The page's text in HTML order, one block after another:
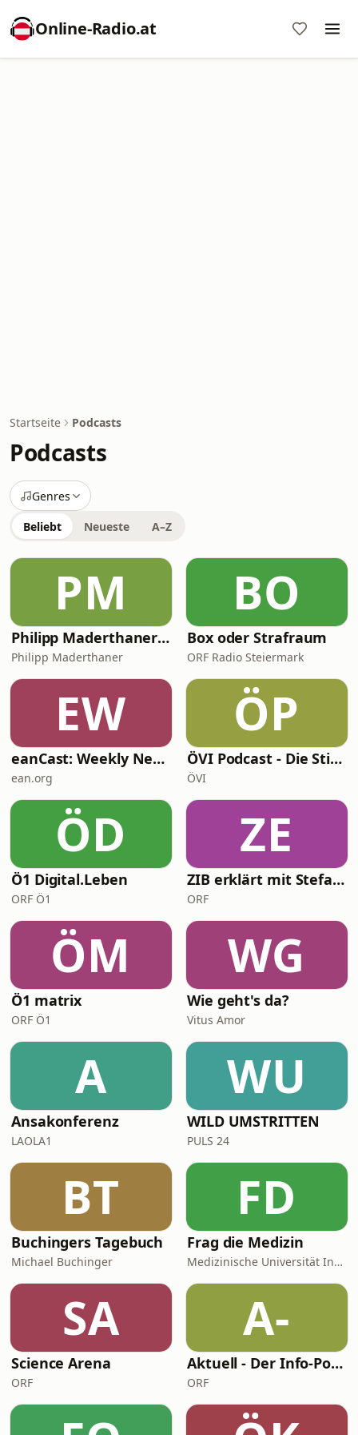
Online‑Radio.at
Startseite Podcasts
Podcasts
Genres
Beliebt Neueste A–Z
PM
Philipp Maderthaner Unplugged | Der Podcast für Business, Mindset und Erfolg
Philipp Maderthaner
BO
Box oder Strafraum
ORF Radio Steiermark
EW
eanCast: Weekly Neurology
ean.org
ÖP
ÖVI Podcast - Die Stimme der Immobilienwirtschaft
ÖVI
ÖD
Ö1 Digital.Leben
ORF Ö1
ZE
ZIB erklärt mit Stefan Lenglinger
ORF
ÖM
Ö1 matrix
ORF Ö1
WG
Wie geht's da?
Vitus Amor
A
Ansakonferenz
LAOLA1
WU
WILD UMSTRITTEN
PULS 24
BT
Buchingers Tagebuch
Michael Buchinger
FD
Frag die Medizin
Medizinische Universität Innsbruck
SA
Science Arena
ORF
A-
Aktuell - Der Info-Podcast von ORF III
ORF